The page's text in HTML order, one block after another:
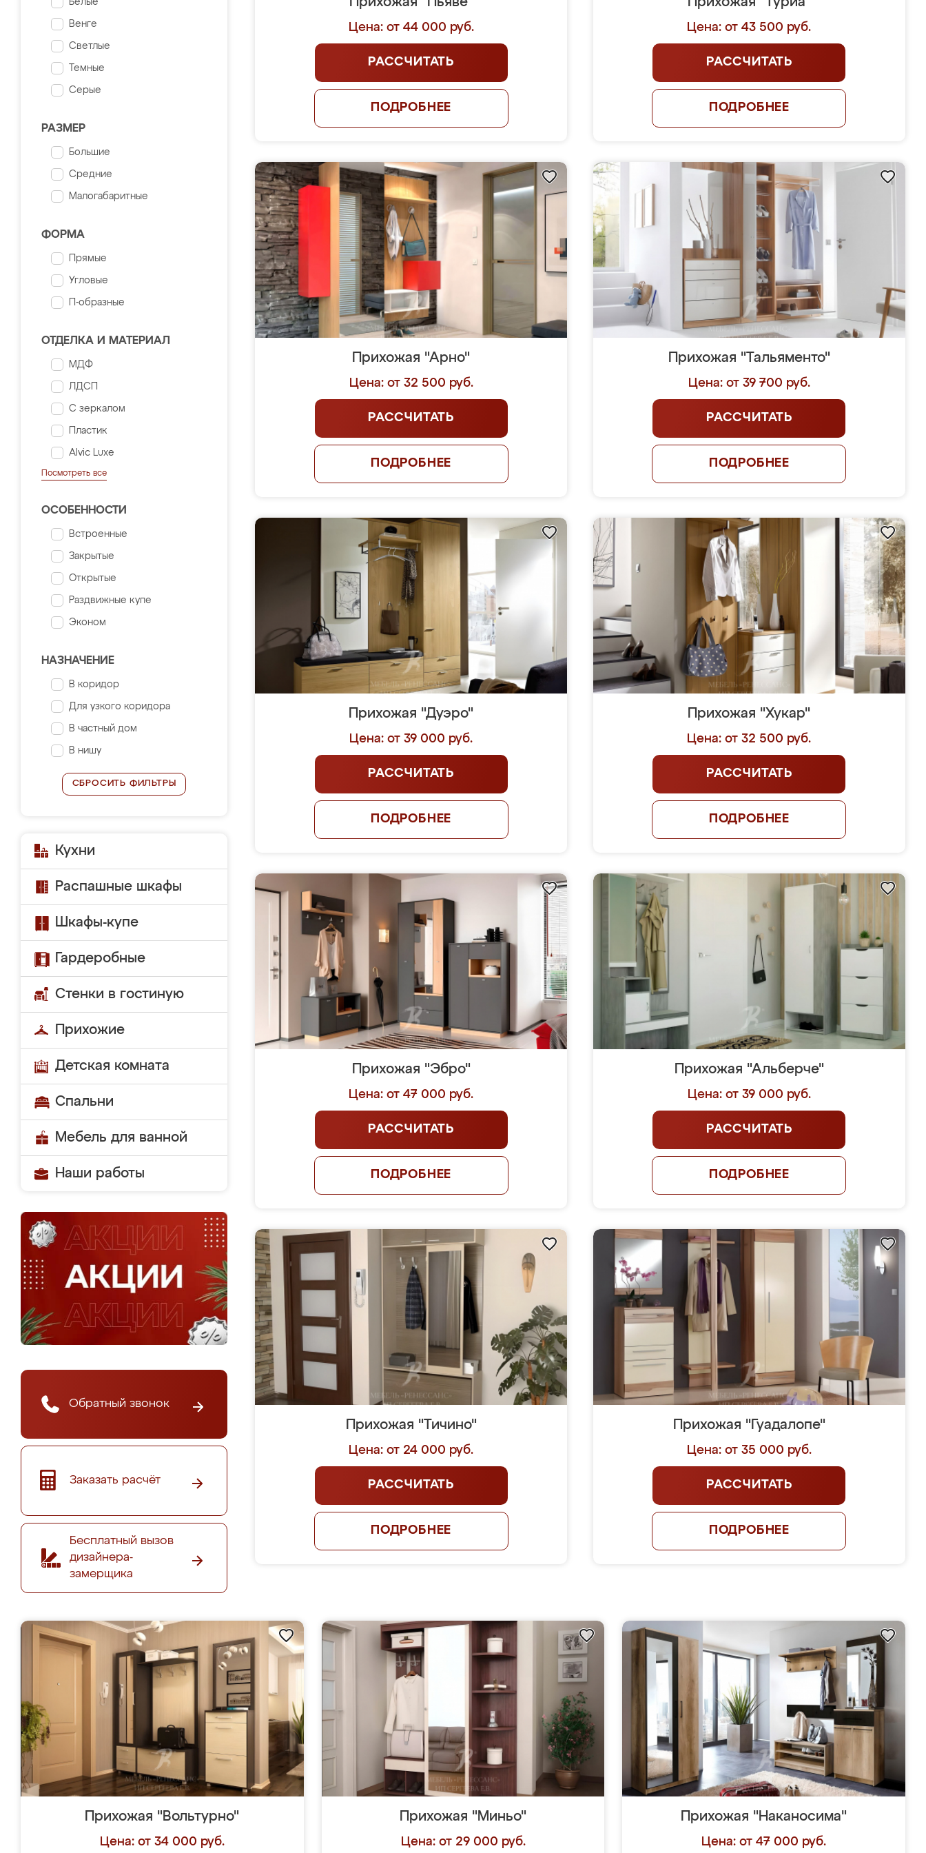
Белые
Венге
Светлые
Темные
Серые
РАЗМЕР
Большие
Средние
Малогабаритные
ФОРМА
Прямые
Угловые
П-образные
ОТДЕЛКА И МАТЕРИАЛ
МДФ
ЛДСП
С зеркалом
Пластик
Alvic Luxe
Посмотреть все
ОСОБЕННОСТИ
Встроенные
Закрытые
Открытые
Раздвижные купе
Эконом
НАЗНАЧЕНИЕ
В коридор
Для узкого коридора
В частный дом
В нишу
СБРОСИТЬ ФИЛЬТРЫ
Кухни
Распашные шкафы
Шкафы-купе
Гардеробные
Стенки в гостиную
Прихожие
Детская комната
Спальни
Мебель для ванной
Наши работы
Обратный звонок
Заказать расчёт
Бесплатный вызов
дизайнера-
замерщика
Цена: от 44 000 руб.
РАССЧИТАТЬ
ПОДРОБНЕЕ
Цена: от 43 500 руб.
РАССЧИТАТЬ
ПОДРОБНЕЕ
Прихожая "Арно"
Цена: от 32 500 руб.
РАССЧИТАТЬ
ПОДРОБНЕЕ
Прихожая "Тальяменто"
Цена: от 39 700 руб.
РАССЧИТАТЬ
ПОДРОБНЕЕ
Прихожая "Дуэро"
Цена: от 39 000 руб.
РАССЧИТАТЬ
ПОДРОБНЕЕ
Прихожая "Хукар"
Цена: от 32 500 руб.
РАССЧИТАТЬ
ПОДРОБНЕЕ
Прихожая "Эбро"
Цена: от 47 000 руб.
РАССЧИТАТЬ
ПОДРОБНЕЕ
Прихожая "Альберче"
Цена: от 39 000 руб.
РАССЧИТАТЬ
ПОДРОБНЕЕ
Прихожая "Тичино"
Цена: от 24 000 руб.
РАССЧИТАТЬ
ПОДРОБНЕЕ
Прихожая "Гуадалопе"
Цена: от 35 000 руб.
РАССЧИТАТЬ
ПОДРОБНЕЕ
Прихожая "Вольтурно"
Цена: от 34 000 руб.
Прихожая "Миньо"
Цена: от 29 000 руб.
Прихожая "Наканосима"
Цена: от 47 000 руб.